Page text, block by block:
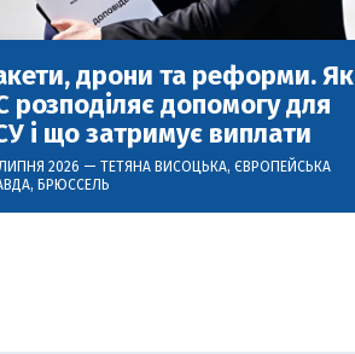
дрони та реформи. Як
розподіляє допомогу для
і що затримує виплати
2026 — ТЕТЯНА ВИСОЦЬКА, ЄВРОПЕЙСЬКА
БРЮССЕЛЬ